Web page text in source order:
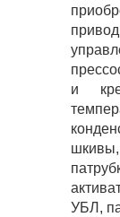
и
УБЛ,